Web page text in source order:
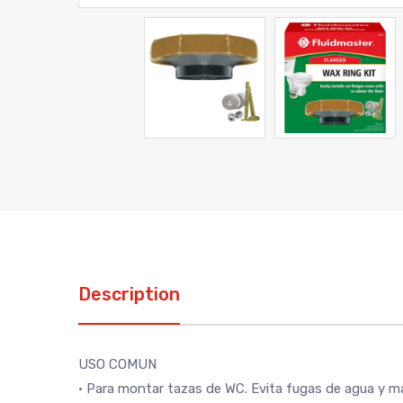
Description
USO COMUN
• Para montar tazas de WC. Evita fugas de agua y